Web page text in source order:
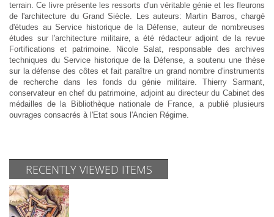
terrain. Ce livre présente les ressorts d'un véritable génie et les fleurons
de l'architecture du Grand Siècle. Les auteurs: Martin Barros, chargé
d'études au Service historique de la Défense, auteur de nombreuses
études sur l'architecture militaire, a été rédacteur adjoint de la revue
Fortifications et patrimoine. Nicole Salat, responsable des archives
techniques du Service historique de la Défense, a soutenu une thèse
sur la défense des côtes et fait paraître un grand nombre d'instruments
de recherche dans les fonds du génie militaire. Thierry Sarmant,
conservateur en chef du patrimoine, adjoint au directeur du Cabinet des
médailles de la Bibliothèque nationale de France, a publié plusieurs
ouvrages consacrés à l'Etat sous l'Ancien Régime.
RECENTLY VIEWED ITEMS